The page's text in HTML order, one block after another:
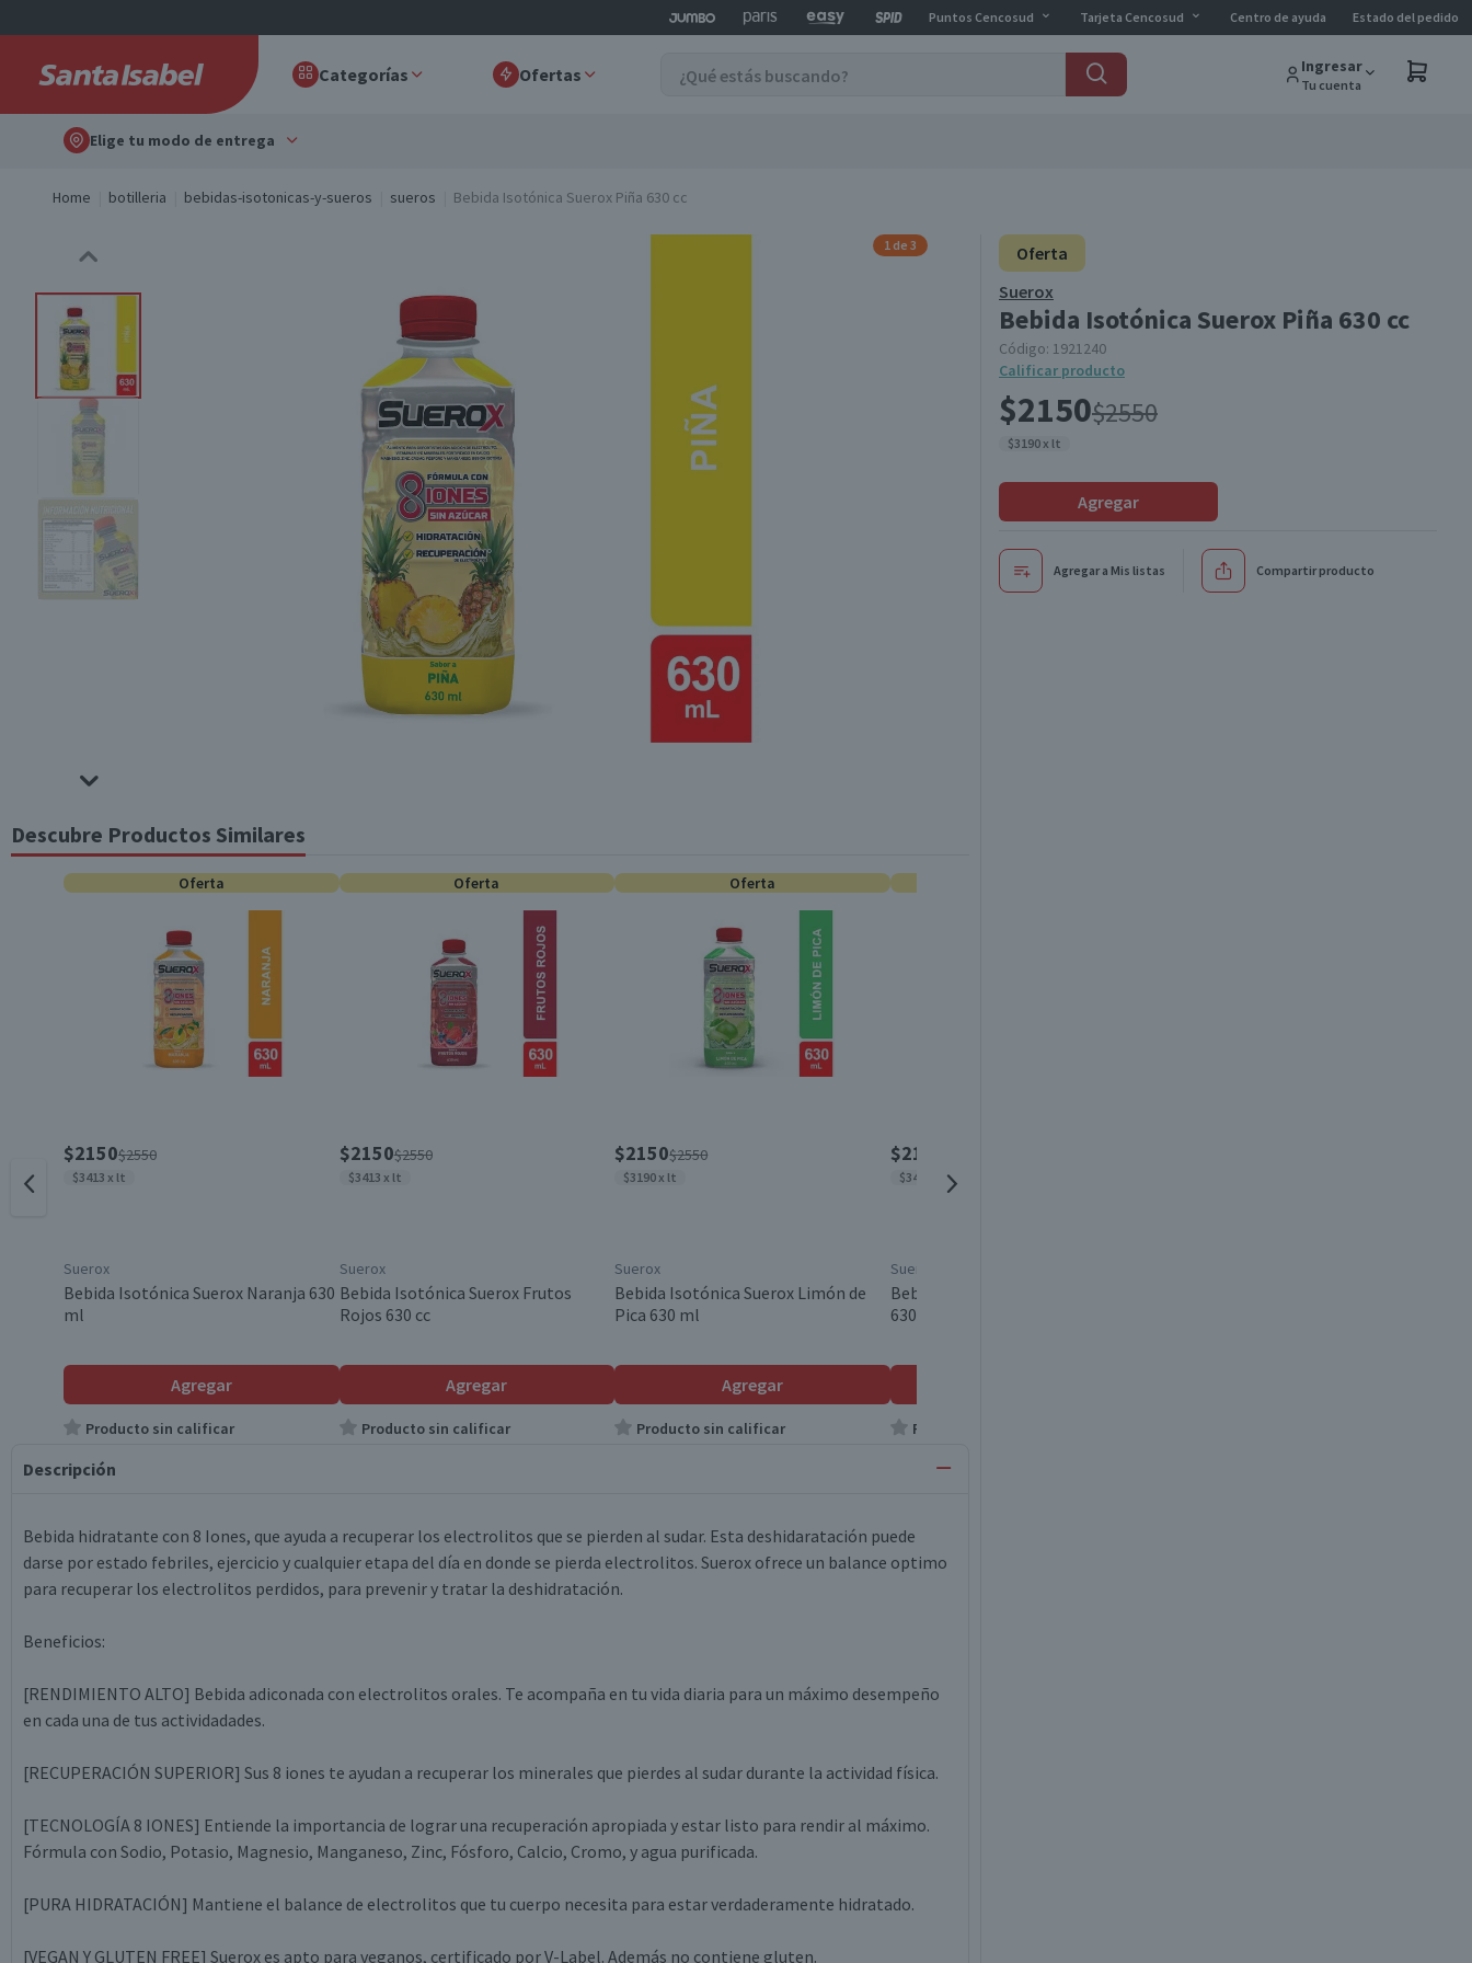
Puntos Cencosud Tarjeta Cencosud Centro de ayuda Estado del pedido
Categorías Ofertas Ingresar
Tu cuenta
Elige tu modo de entrega
Home botilleria bebidas-isotonicas-y-sueros sueros Bebida Isotónica Suerox Piña 630 cc
Oferta
Suerox
Bebida Isotónica Suerox Piña 630 cc
Código: 1921240
Calificar producto
$2150$2550
$3190 x lt
Agregar
Agregar a Mis listas Compartir producto
1 de 3
Descubre Productos Similares
Oferta
$2150$2550
$3413 x lt
Suerox
Bebida Isotónica Suerox Naranja 630
ml
Agregar
Producto sin calificar
Oferta
$2150$2550
$3413 x lt
Suerox
Bebida Isotónica Suerox Frutos
Rojos 630 cc
Agregar
Producto sin calificar
Oferta
$2150$2550
$3190 x lt
Suerox
Bebida Isotónica Suerox Limón de
Pica 630 ml
Agregar
Producto sin calificar
$2150
$3413 x lt
Suerox
Bebida Isotónica Suerox Frutilla Kiwi
630 ml
Producto sin calificar
Descripción
Bebida hidratante con 8 Iones, que ayuda a recuperar los electrolitos que se pierden al sudar. Esta deshidaratación puede
darse por estado febriles, ejercicio y cualquier etapa del día en donde se pierda electrolitos. Suerox ofrece un balance optimo
para recuperar los electrolitos perdidos, para prevenir y tratar la deshidratación.
Beneficios:
[RENDIMIENTO ALTO] Bebida adiconada con electrolitos orales. Te acompaña en tu vida diaria para un máximo desempeño
en cada una de tus actividadades.
[RECUPERACIÓN SUPERIOR] Sus 8 iones te ayudan a recuperar los minerales que pierdes al sudar durante la actividad física.
[TECNOLOGÍA 8 IONES] Entiende la importancia de lograr una recuperación apropiada y estar listo para rendir al máximo.
Fórmula con Sodio, Potasio, Magnesio, Manganeso, Zinc, Fósforo, Calcio, Cromo, y agua purificada.
[PURA HIDRATACIÓN] Mantiene el balance de electrolitos que tu cuerpo necesita para estar verdaderamente hidratado.
[VEGAN Y GLUTEN FREE] Suerox es apto para veganos, certificado por V-Label. Además no contiene gluten.